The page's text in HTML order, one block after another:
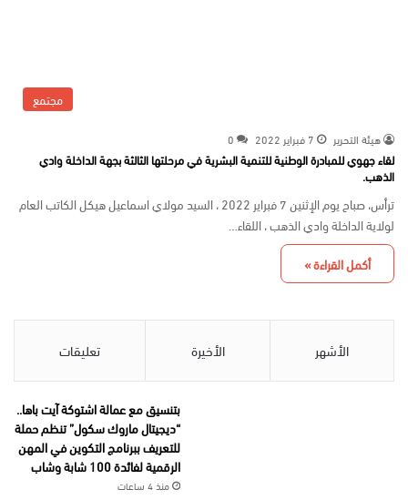
مجتمع
هيئة التحرير 7 فبراير 2022 0
لقاء جهوي للمبادرة الوطنية للتنمية البشرية في مرحلتها الثالثة بجهة الداخلة وادي
الذهب.
ترأس، صباح يوم الإثنين 7 فبراير 2022 ، السيد مولاي اسماعيل هيكل الكاتب العام
لولاية الداخلة وادي الذهب ، اللقاء…
أكمل القراءة »
الأشهر الأخيرة تعليقات
بتنسيق مع عمالة اشتوكة آيت باها..
“ديجيتال ماروك سكول” تنظم حملة
للتعريف ببرنامج التكوين في المهن
الرقمية لفائدة 100 شابة وشاب
منذ 4 ساعات